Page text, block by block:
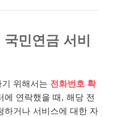
민연금 서비
위해서는 전화번호 확
에 연락했을 때, 해당 전
하거나 서비스에 대한 자